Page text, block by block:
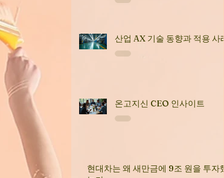
산업 AX 기술 동향과 적용 사례
온고지신 CEO 인사이트
현대차는 왜 새만금에 9조 원을 투자했